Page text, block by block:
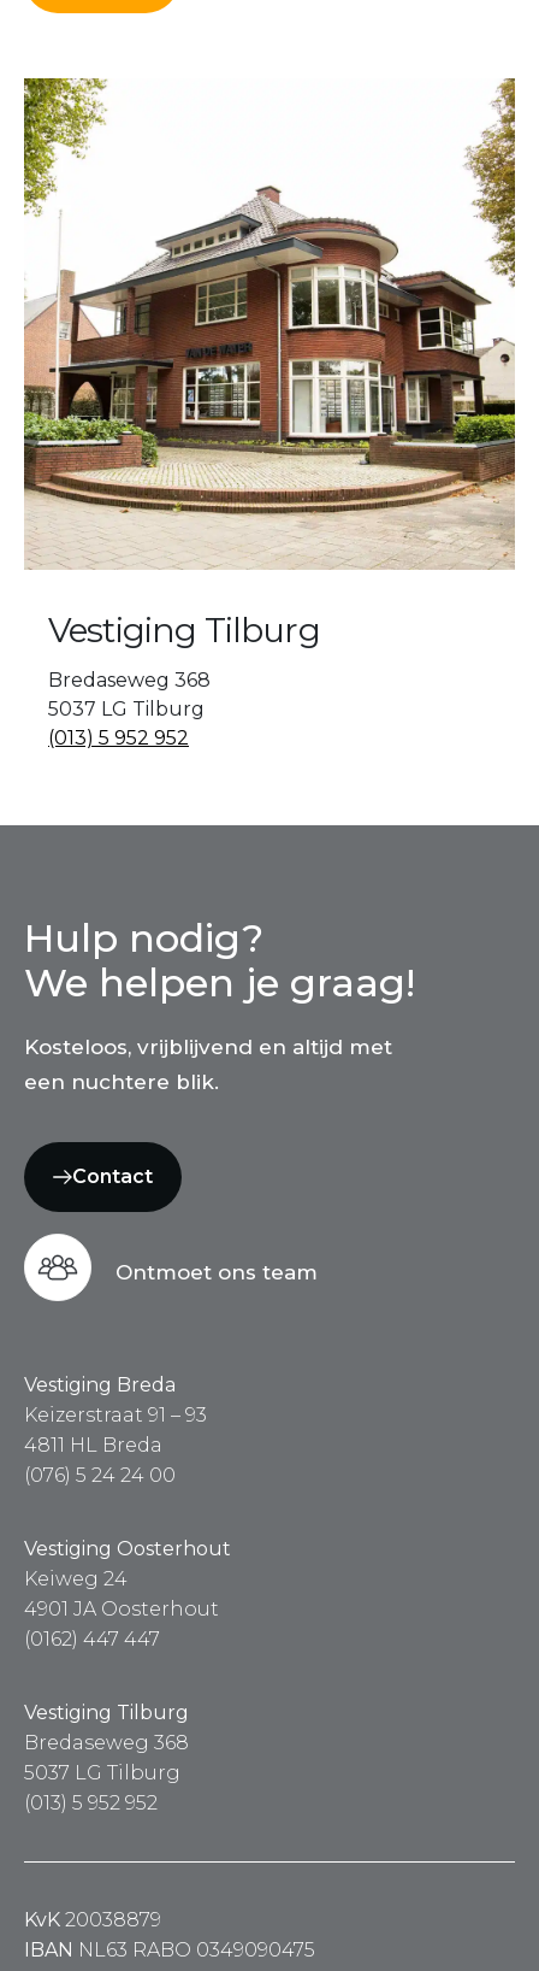
Vestiging Tilburg
Bredaseweg 368
5037 LG Tilburg
(013) 5 952 952
Hulp nodig?
We helpen je graag!
Kosteloos, vrijblijvend en altijd met
een nuchtere blik.
Contact
Ontmoet ons team
Vestiging Breda
Keizerstraat 91 – 93
4811 HL Breda
(076) 5 24 24 00
Vestiging Oosterhout
Keiweg 24
4901 JA Oosterhout
(0162) 447 447
Vestiging Tilburg
Bredaseweg 368
5037 LG Tilburg
(013) 5 952 952
KvK 20038879
IBAN NL63 RABO 0349090475